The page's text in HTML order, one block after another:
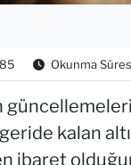
85 Okunma
geride kalan
ibaret